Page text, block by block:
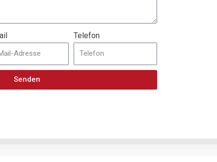
Telefon
Senden